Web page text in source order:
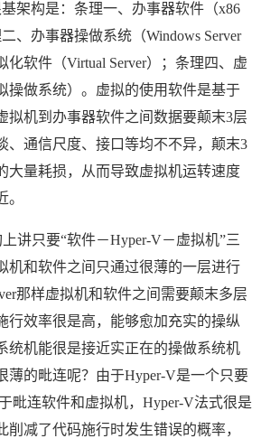
架构是：条理一、办事器软件（x86
、办事器操做系统（Windows Server
化软件（Virtual Server）；条理四、虚
操做系统）。虚拟的使用软件是基于
拟机到办事器软件之间数据要颠末3层
、通信尺度、接口等均不不异，颠末3
大量耗损，从而导致虚拟机运转速度
只要“软件－Hyper-V－虚拟机”三
机和软件之间只通过很薄的一层进行
那样虚拟机和软件之间需要颠末多层
行效率很是高，能够愈加充实的操纵
统机能很是接近实正在的操做系统机
薄的毗连呢？由于Hyper-V是一个只要
毗连软件和虚拟机，Hyper-V法式很是
削减了代码施行时发生错误的概率，